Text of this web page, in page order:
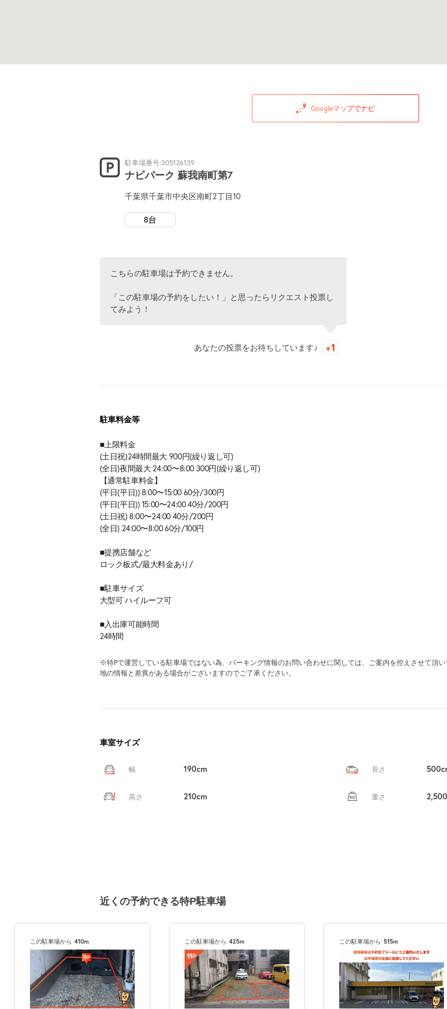
Googleマップでナビ
駐車場番号:305126139
ナビパーク 蘇我南町第7
千葉県千葉市中央区南町2丁目10
8台
こちらの駐車場は予約できません。
「この駐車場の予約をしたい！」と思ったらリクエスト投票し
てみよう！
あなたの投票をお待ちしています♪
駐車料金等
■上限料金
(土日祝)24時間最大 900円(繰り返し可)
(全日)夜間最大 24:00〜8:00 300円(繰り返し可)
【通常駐車料金】
(平日(平日)) 8:00〜15:00 60分/300円
(平日(平日)) 15:00〜24:00 40分/200円
(土日祝) 8:00〜24:00 40分/200円
(全日) 24:00〜8:00 60分/100円
■提携店舗など
ロック板式/最大料金あり/
■駐車サイズ
大型可 ハイルーフ可
■入出庫可能時間
24時間
※特Pで運営している駐車場ではない為、パーキング情報のお問い合わせに関しては、ご案内を控えさせて頂
地の情報と差異がある場合がございますのでご了承ください。
車室サイズ
幅 190cm 長さ
高さ 210cm 重さ
近くの予約できる特P駐車場
この駐車場から 410m この駐車場から 425m この駐車場から 515m
を
売上GET！ 費用ゼロ カンタン